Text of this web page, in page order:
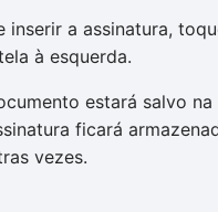
inserir a assinatura,
à esquerda.
estará salvo
ficará
vezes.